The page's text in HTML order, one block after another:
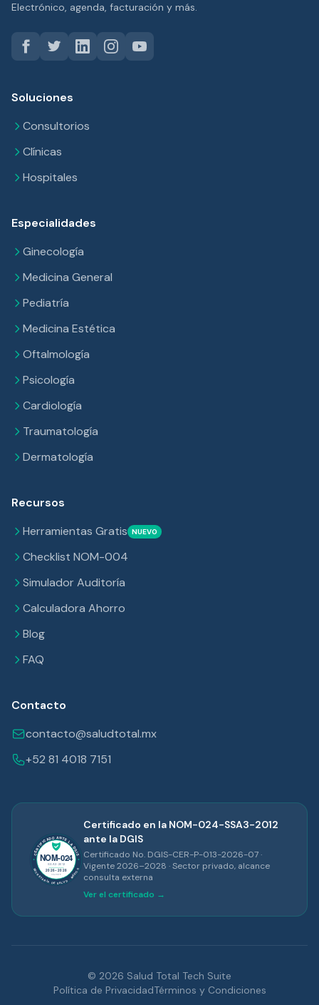
Electrónico, agenda, facturación y más.
Soluciones
Consultorios
Clínicas
Hospitales
Especialidades
Ginecología
Medicina General
Pediatría
Medicina Estética
Oftalmología
Psicología
Cardiología
Traumatología
Dermatología
Recursos
Herramientas Gratis NUEVO
Checklist NOM-004
Simulador Auditoría
Calculadora Ahorro
Blog
FAQ
Contacto
contacto@saludtotal.mx
+52 81 4018 7151
Certificado en la NOM-024-SSA3-2012
ante la DGIS
Certificado No. DGIS-CER-P-013-2026-07 ·
Vigente 2026–2028 · Sector privado, alcance
consulta externa
Ver el certificado →
© 2026 Salud Total Tech Suite
Política de PrivacidadTérminos y Condiciones